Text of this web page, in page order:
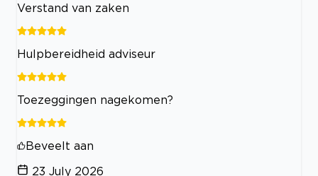
Verstand van zaken
Hulpbereidheid adviseur
Toezeggingen nagekomen?
Beveelt aan
23 July 2026